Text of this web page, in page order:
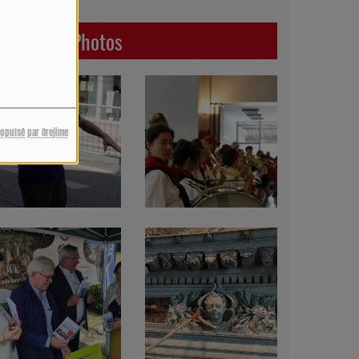
par Orejime
Dernières Photos